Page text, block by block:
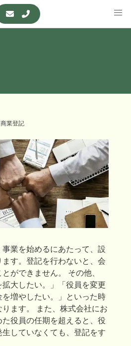
商業登記
業を始めるにあたって、設
す。登記を行わないと、会
ができません。 その他、
拡大したい。」「役員を変更
増やしたい。」といった時
ます。 また、株式会社にお
役員の任期を超えると、役
していなくても、登記をす